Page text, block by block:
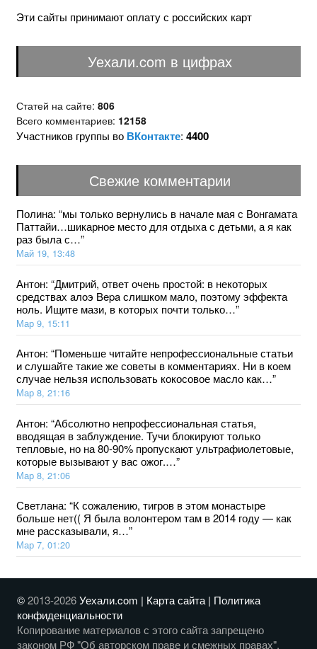
Эти сайты принимают оплату с российских карт
Уехали.com в цифрах
Статей на сайте: 806
Всего комментариев: 12158
Участников группы во ВКонтакте: 4400
Свежие комментарии
Полина: “мы только вернулись в начале мая с Вонгамата
Паттайи…шикарное место для отдыха с детьми, а я как
раз была с…”
Май 19, 13:48
Антон: “Дмитрий, ответ очень простой: в некоторых
средствах aлoэ Bepa слишком мало, поэтому эффекта
ноль. Ищите мази, в которых почти только…”
Мар 9, 15:11
Антон: “Поменьше читайте непрофессиональные статьи
и слушайте такие же советы в комментариях. Ни в коем
случае нельзя использовать кокосовое масло как…”
Мар 8, 21:16
Антон: “Абсолютно непрофессиональная статья,
вводящая в заблуждение. Тучи блокируют только
тепловые, но на 80-90% пропускают ультрафиолетовые,
которые вызывают у вас ожог.…”
Мар 8, 21:06
Светлана: “К сожалению, тигров в этом монастыре
больше нет(( Я была волонтером там в 2014 году — как
мне рассказывали, я…”
Мар 7, 01:20
©2013-2026Уехали.com | Карта сайта| Политика
конфиденциальности
Копирование материалов с этого сайта запрещено
законом РФ "Об авторском праве и смежных правах".